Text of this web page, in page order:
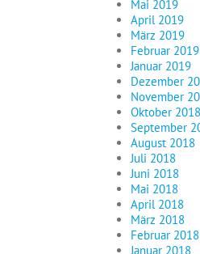
Mai 2019
April 2019
März 2019
Februar 2019
Januar 2019
Dezember
November
Oktober 2018
September
August 2018
Juli 2018
Juni 2018
Mai 2018
April 2018
März 2018
Februar 2018
Januar 2018